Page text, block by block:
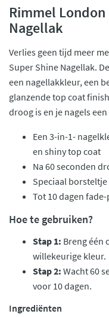
Rimmel London
Nagellak
Verlies geen tijd meer
Super Shine Nagellak.
een nagellakkleur, een
glanzende top coat
droog is en je nagels
Een 3-in-1-
en shiny top coat
Na 60 seconden
Speciaal
Tot 10 dagen
Hoe te gebruiken?
Stap 1: Breng één
willekeurige kleur.
Stap 2: Wacht 60
voor 10 dagen.
Ingrediënten